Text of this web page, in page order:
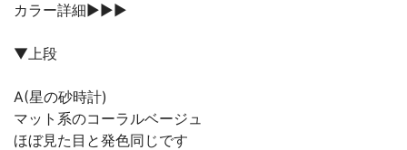
カラー詳細▶︎▶︎▶︎
▼上段
A(星の砂時計)
マット系のコーラルベージュ
ほぼ見た目と発色同じです